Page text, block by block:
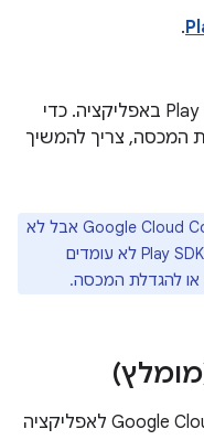
.
עכשיו אפשר לשלב את Play Integrity API באפליקציה. כדי
המכסה, צריך להמשיך
פרויקטים שמופעלים ב-Google Cloud Console אבל לא
מקושרים ל-Play Console או ל-Play SDK Console לא עומדים
או להגדלת המכסה.
אפשר לקשר את הפרויקט בענן ב-Google Cloud לאפליקציה